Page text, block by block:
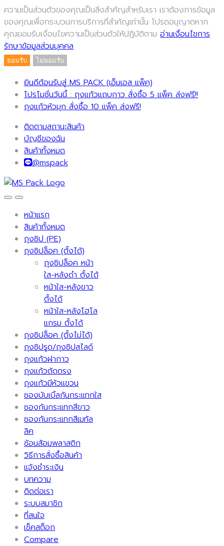
ความเป็นส่วนตัวของคุณเป็นสิ่งสำคัญสำหรับเรา เราต้องการข้อมูล
ของคุณเพื่อกระบวนการบริการที่สำคัญเท่านั้น โปรดอนุญาตหาก
คุณยอมรับเงื่อนไขความเป็นส่วนตัวให้ปฏิบัติตาม อ่านเงื่อนไขการ
รักษาข้อมูลส่วนบุคคล
ยอมรับ ไม่ยอมรับ
ยินดีต้อนรับสู่ MS PACK (เอ็มเอส แพ็ค)
โปรโมชั่นวันนี้ : ถุงแก้วแถบกาว สั่งซื้อ 5 แพ็ค ส่งฟรี!!
ถุงแก้วหัวมุก สั่งซื้อ 10 แพ็ค ส่งฟรี!
ติดตามสถานะสินค้า
บัญชีของฉัน
สินค้าทั้งหมด
@mspack
หน้าแรก
สินค้าทั้งหมด
ถุงซิป (PE)
ถุงซิปล็อค (ตั้งได้)
ถุงซิปล็อค หน้า
ใส-หลังดำ ตั้งได้
หน้าใส-หลังขาว
ตั้งได้
หน้าใส-หลังโฮโล
แกรม ตั้งได้
ถุงซิปล็อค (ตั้งไม่ได้)
ถุงซิปรูด/ถุงซิปสไลด์
ถุงแก้วฝากาว
ถุงแก้วตัดตรง
ถุงแก้วมีหัวแขวน
ซองบับเบิ้ลกันกระแทกใส
ซองกันกระแทกสีขาว
ซองกันกระแทกสีเมทัล
ลิค
ช้อนส้อมพลาสติก
วิธีการสั่งซื้อสินค้า
แจ้งชำระเงิน
บทความ
ติดต่อเรา
ระบบสมาชิก
ที่สนใจ
เช็คสต็อก
Compare